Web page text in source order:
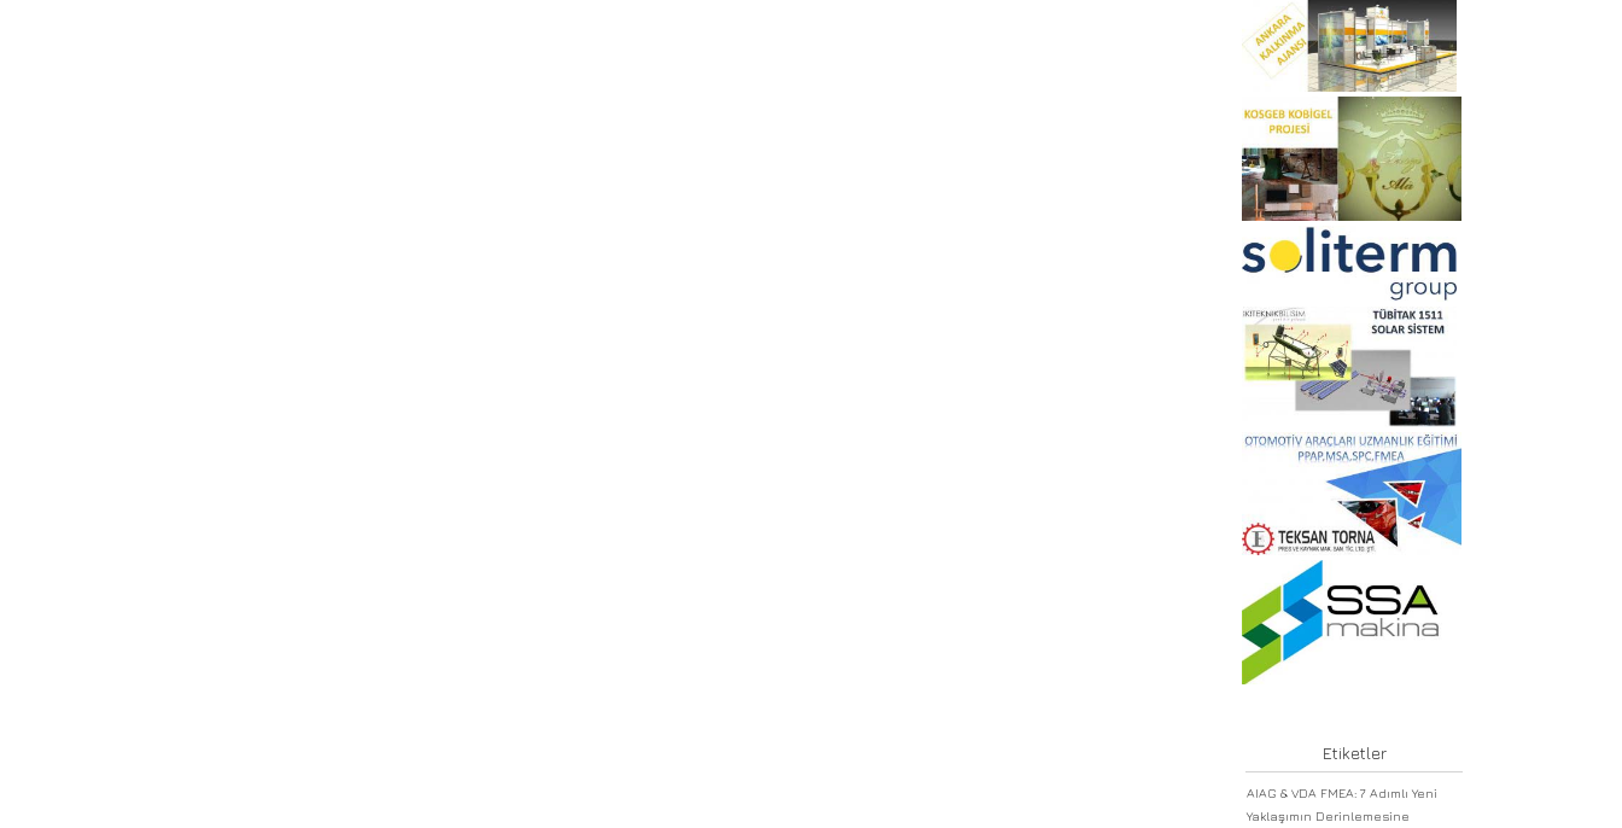
Etiketler
AIAG & VDA FMEA: 7 Adımlı Yeni
Yaklaşımın Derinlemesine